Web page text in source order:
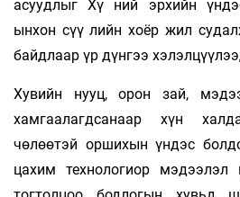
асуудлыг Хү­ ний эрхийн
ынхон сүү­ лийн хоёр жил
байдлаар үр дүнгээ
Хувийн нууц, орон зай,
хамгаалагдсанаар хүн
чөлөөтэй оршихын үндэс
цахим технологиор мэдээлэл